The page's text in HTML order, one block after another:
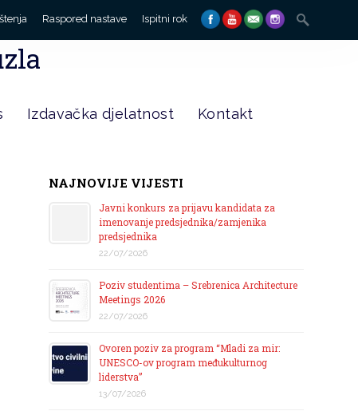
Raspored nastave Ispitni rok
Search
for:
Izdavačka djelatnost Kontakt
NAJNOVIJE VIJESTI
Javni konkurs za prijavu kandidata za
imenovanje predsjednika/zamjenika
predsjednika
22/07/2026
Poziv studentima – Srebrenica Architecture
Meetings 2026
22/07/2026
Ovoren poziv za program “Mladi za mir:
UNESCO-ov program međukulturnog
liderstva”
13/07/2026